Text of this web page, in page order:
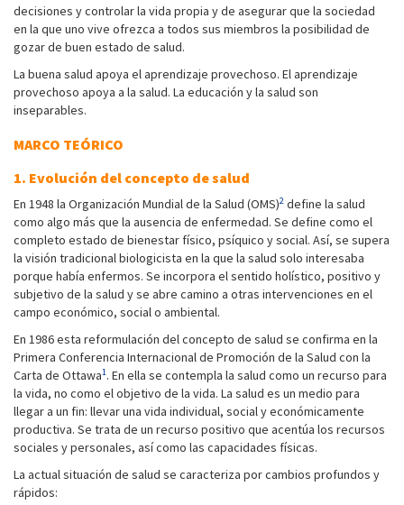
decisiones y controlar la vida propia y de asegurar que la sociedad
en la que uno vive ofrezca a todos sus miembros la posibilidad de
gozar de buen estado de salud.
La buena salud apoya el aprendizaje provechoso. El aprendizaje
provechoso apoya a la salud. La educación y la salud son
inseparables.
MARCO TEÓRICO
1. Evolución del concepto de salud
En 1948 la Organización Mundial de la Salud (OMS)2 define la salud
como algo más que la ausencia de enfermedad. Se define como el
completo estado de bienestar físico, psíquico y social. Así, se supera
la visión tradicional biologicista en la que la salud solo interesaba
porque había enfermos. Se incorpora el sentido holístico, positivo y
subjetivo de la salud y se abre camino a otras intervenciones en el
campo económico, social o ambiental.
En 1986 esta reformulación del concepto de salud se confirma en la
Primera Conferencia Internacional de Promoción de la Salud con la
Carta de Ottawa1. En ella se contempla la salud como un recurso para
la vida, no como el objetivo de la vida. La salud es un medio para
llegar a un fin: llevar una vida individual, social y económicamente
productiva. Se trata de un recurso positivo que acentúa los recursos
sociales y personales, así como las capacidades físicas.
La actual situación de salud se caracteriza por cambios profundos y
rápidos: